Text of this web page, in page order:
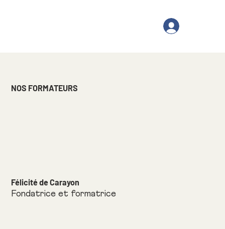
NOS FORMATEURS
Félicité de Carayon
Fondatrice et formatrice